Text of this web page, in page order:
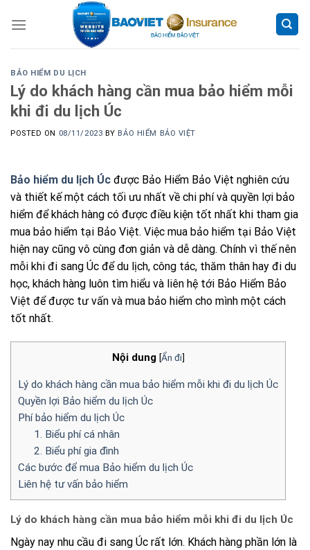
BẢO HIỂM DU LỊCH
Lý do khách hàng cần mua bảo hiểm mỗi
khi đi du lịch Úc
POSTED ON 08/11/2023 BY BẢO HIỂM BẢO VIỆT
Bảo hiểm du lịch Úc được Bảo Hiểm Bảo Việt nghiên cứu
và thiết kế một cách tối ưu nhất về chi phí và quyền lợi bảo
hiểm để khách hàng có được điều kiện tốt nhất khi tham gia
mua bảo hiểm tại Bảo Việt. Việc mua bảo hiểm tại Bảo Việt
hiện nay cũng vô cùng đơn giản và dễ dàng. Chính vì thế nên
mỗi khi đi sang Úc để du lịch, công tác, thăm thân hay đi du
học, khách hàng luôn tìm hiểu và liên hệ tới Bảo Hiểm Bảo
Việt để được tư vấn và mua bảo hiểm cho mình một cách
tốt nhất.
Nội dung [Ẩn đi]
Lý do khách hàng cần mua bảo hiểm mỗi khi đi du lịch Úc
Quyền lợi Bảo hiểm du lịch Úc
Phí bảo hiểm du lịch Úc
1. Biểu phí cá nhân
2. Biểu phí gia đình
Các bước để mua Bảo hiểm du lịch Úc
Liên hệ tư vấn bảo hiểm
Lý do khách hàng cần mua bảo hiểm mỗi khi đi du lịch Úc
Ngày nay nhu cầu đi sang Úc rất lớn. Khách hàng phần lớn là